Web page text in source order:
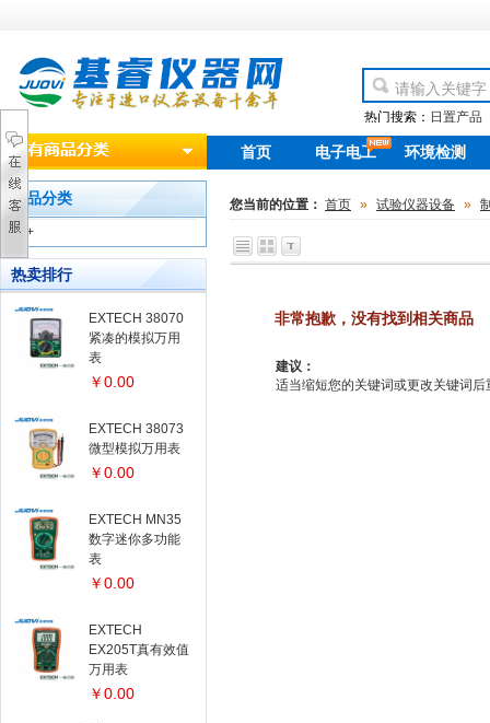
热门搜索： 日置产品
首页 电子电工
new
环境检测
产品分类
+
热卖排行
EXTECH 38070
紧凑的模拟万用
表
￥0.00
EXTECH 38073
微型模拟万用表
￥0.00
EXTECH MN35
数字迷你多功能
表
￥0.00
EXTECH
EX205T真有效值
万用表
￥0.00
您当前的位置： 首页 » 试验仪器设备 »
非常抱歉，没有找到相关商品
建议：
适当缩短您的关键词或更改关键词后